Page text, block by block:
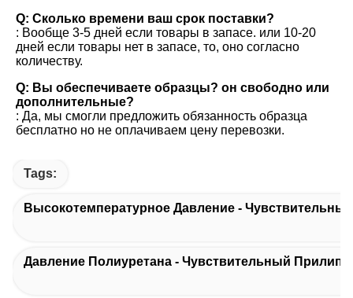
Q: Сколько времени ваш срок поставки?
: Вообще 3-5 дней если товары в запасе. или 10-20
дней если товары нет в запасе, то, оно согласно
количеству.
Q: Вы обеспечиваете образцы? он свободно или
дополнительные?
: Да, мы смогли предложить обязанность образца
бесплатно но не оплачиваем цену перевозки.
Tags:
Высокотемпературное Давление -
Давление Полиуретана - Чувствительный